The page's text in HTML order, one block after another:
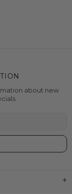
about new